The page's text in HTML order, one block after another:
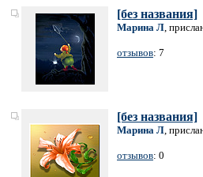
[без названия]
Марина Л,
отзывов: 7
[без названия]
Марина Л,
отзывов: 0